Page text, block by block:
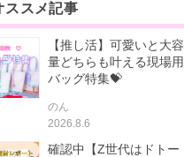
ススメ記事
【推し活】可愛いと大容
量どちらも叶える現場用
バッグ特集💝
のん
2026.8.6
確認中【Z世代はドトー